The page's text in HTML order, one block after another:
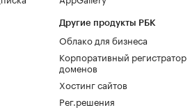
Другие продукты РБК
Облако для бизнеса
Корпоративный регистратор
доменов
Хостинг сайтов
Рег.решения